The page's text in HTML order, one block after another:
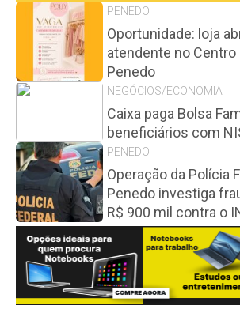
PENEDO
Oportunidade: loja
atendente no Centro
Penedo
NEGÓCIOS/ECONOMIA
Caixa paga Bolsa
beneficiários com
PENEDO
Operação da Polícia
Penedo investiga
R$ 900 mil contra o